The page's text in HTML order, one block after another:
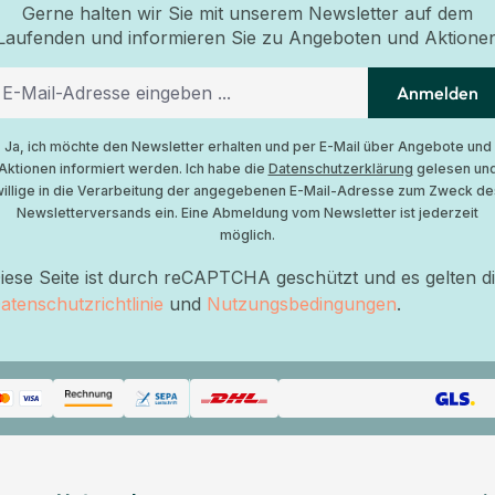
Gerne halten wir Sie mit unserem Newsletter auf dem
und informieren Sie zu Angeboten und
Anmelden
Ja, ich möchte den Newsletter erhalten und per E-Mail über Angebote und
informiert werden. Ich habe die Datenschutzerklärung gelesen
in die Verarbeitung der angegebenen E-Mail-Adresse zum Zweck
Newsletterversands ein. Eine Abmeldung vom Newsletter ist jederzeit
möglich.
Seite ist durch reCAPTCHA geschützt und es gelten
und Nutzungsbedingungen.